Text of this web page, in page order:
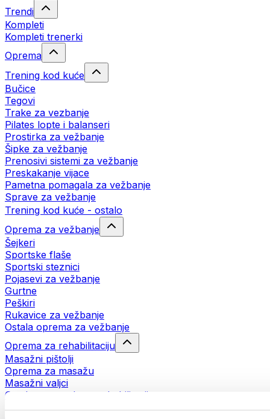
Trendi
Kompleti
Kompleti trenerki
Oprema
Trening kod kuće
Bučice
Tegovi
Trake za vezbanje
Pilates lopte i balanseri
Prostirka za vežbanje
Šipke za vežbanje
Prenosivi sistemi za vežbanje
Preskakanje vijace
Pametna pomagala za vežbanje
Sprave za vežbanje
Trening kod kuće - ostalo
Oprema za vežbanje
Šejkeri
Sportske flaše
Sportski steznici
Pojasevi za vežbanje
Gurtne
Peškiri
Rukavice za vežbanje
Ostala oprema za vežbanje
Oprema za rehabilitaciju
Masažni pištolji
Oprema za masažu
Masažni valjci
Ostala pomagala za rehabilitaciju
Torbe i rančevi